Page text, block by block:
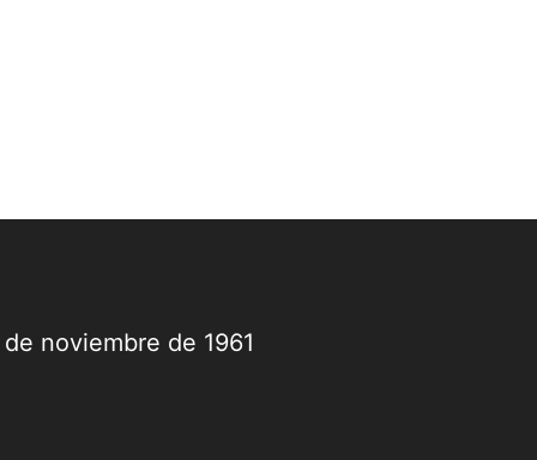
noviembre de 1961